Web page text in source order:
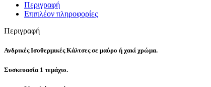
Περιγραφή
Επιπλέον πληροφορίες
Περιγραφή
Ανδρικές Ισοθερμικές Κάλτσες σε μαύρο ή χακί χρώμα.
Συσκευασία 1 τεμάχιο.